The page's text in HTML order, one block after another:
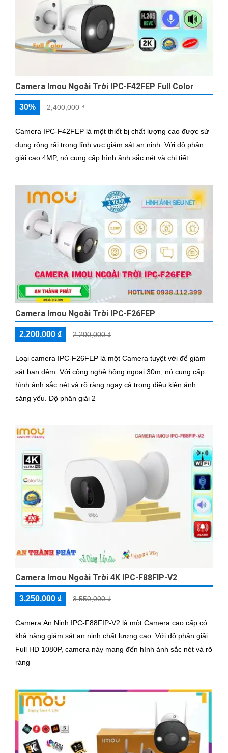
Camera Imou Ngoài Trời IPC-F42FEP Full Color
30% 2,400,000 ₫
Camera IPC-F42FEP là một thiết bị chất lượng cao được sử
dụng rộng rãi trong lĩnh vực giám sát an ninh. Với độ phân
giải cao 4MP, nó cung cấp hình ảnh sắc nét và chi tiết
Camera Imou Ngoài Trời IPC-F26FEP
2,200,000 ₫ 2,200,000 ₫
Loại camera IPC-F26FEP là một Camera tuyệt vời để giám
sát ban đêm. Với công nghệ hồng ngoại 30m, nó cung cấp
hình ảnh sắc nét và rõ ràng ngay cả trong điều kiện ánh
sáng yếu. Độ phân giải 2
Camera Imou Ngoài Trời 4K IPC-F88FIP-V2
3,250,000 ₫ 3,550,000 ₫
Camera An Ninh IPC-F88FIP-V2 là một Camera cao cấp có
khả năng giám sát an ninh chất lượng cao. Với độ phân giải
Full HD 1080P, camera này mang đến hình ảnh sắc nét và rõ
ràng